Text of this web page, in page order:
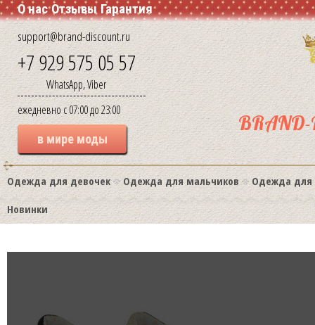
О нас Отзывы Гарантия
support@brand-discount.ru
+7 929 575 05 57
WhatsApp, Viber
ежедневно с 07:00 до 23:00
в мире моды
BRAND-
Одежда для девочек Одежда для мальчиков
Одежда для
Новинки